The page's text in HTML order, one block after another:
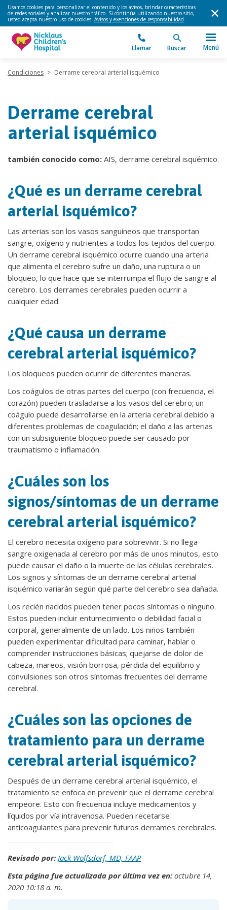
Usamos cookies para personalizar el contenido y los avisos, brindar características
de redes sociales y analizar nuestro tráfico. Si continúa utilizando nuestro sitio,
usted acepta nuestro uso de cookies. Avisos y exenciones de responsabilidad.
Llamar Buscar Menú
Condiciones > Derrame cerebral arterial isquémico
Derrame cerebral
arterial isquémico
también conocido como: AIS, derrame cerebral isquémico.
¿Qué es un derrame cerebral
arterial isquémico?
Las arterias son los vasos sanguíneos que transportan
sangre, oxígeno y nutrientes a todos los tejidos del cuerpo.
Un derrame cerebral isquémico ocurre cuando una arteria
que alimenta el cerebro sufre un daño, una ruptura o un
bloqueo, lo que hace que se interrumpa el flujo de sangre al
cerebro. Los derrames cerebrales pueden ocurrir a
cualquier edad.
¿Qué causa un derrame
cerebral arterial isquémico?
Los bloqueos pueden ocurrir de diferentes maneras.
Los coágulos de otras partes del cuerpo (con frecuencia, el
corazón) pueden trasladarse a los vasos del cerebro; un
coágulo puede desarrollarse en la arteria cerebral debido a
diferentes problemas de coagulación; el daño a las arterias
con un subsiguiente bloqueo puede ser causado por
traumatismo o inflamación.
¿Cuáles son los
signos/síntomas de un derrame
cerebral arterial isquémico?
El cerebro necesita oxígeno para sobrevivir. Si no llega
sangre oxigenada al cerebro por más de unos minutos, esto
puede causar el daño o la muerte de las células cerebrales.
Los signos y síntomas de un derrame cerebral arterial
isquémico variarán según qué parte del cerebro sea dañada.
Los recién nacidos pueden tener pocos síntomas o ninguno.
Estos pueden incluir entumecimiento o debilidad facial o
corporal, generalmente de un lado. Los niños también
pueden experimentar dificultad para caminar, hablar o
comprender instrucciones básicas; quejarse de dolor de
cabeza, mareos, visión borrosa, pérdida del equilibrio y
convulsiones son otros síntomas frecuentes del derrame
cerebral.
¿Cuáles son las opciones de
tratamiento para un derrame
cerebral arterial isquémico?
Después de un derrame cerebral arterial isquémico, el
tratamiento se enfoca en prevenir que el derrame cerebral
empeore. Esto con frecuencia incluye medicamentos y
líquidos por vía intravenosa. Pueden recetarse
anticoagulantes para prevenir futuros derrames cerebrales.
Revisado por: Jack Wolfsdorf, MD, FAAP
Esta página fue actualizada por última vez en: octubre 14,
2020 10:18 a. m.